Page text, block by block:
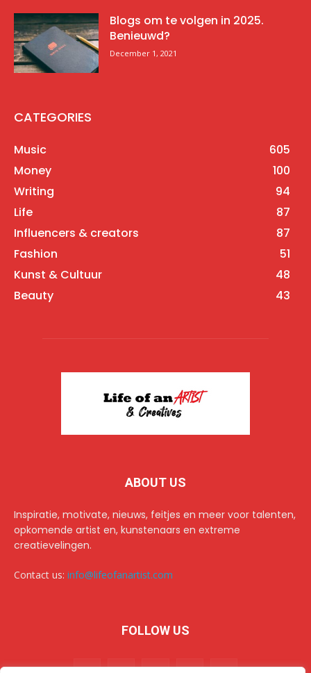
Blogs om te volgen in 2025.
Benieuwd?
December 1, 2021
CATEGORIES
Music
605
Money
100
Writing
94
Life
87
Influencers & creators
87
Fashion
51
Kunst & Cultuur
48
Beauty
43
ABOUT US
Inspiratie, motivate, nieuws, feitjes en meer voor talenten,
opkomende artist en, kunstenaars en extreme
creatievelingen.
Contact us: info@lifeofanartist.com
FOLLOW US